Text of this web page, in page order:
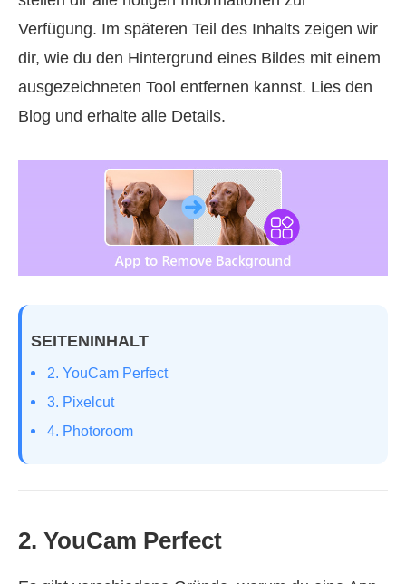
Verfügung. Im späteren Teil des Inhalts zeigen wir
dir, wie du den Hintergrund eines Bildes mit einem
ausgezeichneten Tool entfernen kannst. Lies den
Blog und erhalte alle Details.
SEITENINHALT
2. YouCam Perfect
3. Pixelcut
4. Photoroom
2. YouCam Perfect